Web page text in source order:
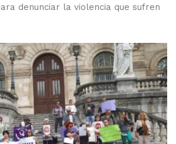
denunciar la violencia que sufren